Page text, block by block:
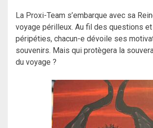
La Proxi-Team s’embarque avec sa
voyage périlleux. Au fil des questions
péripéties, chacun-e dévoile ses
souvenirs. Mais qui protègera la
du voyage ?